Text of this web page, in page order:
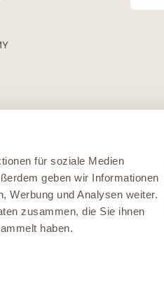
für soziale Medien
geben wir Informationen
Werbung und Analysen weiter.
zusammen, die Sie ihnen
haben.
Einstellungen